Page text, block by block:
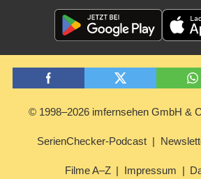
© 1998–2026 imfernsehen GmbH &
SerienChecker-Podcast
Filme A–Z Impressum